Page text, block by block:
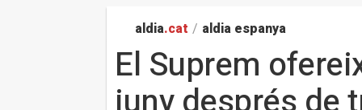
aldia.cat / aldia espanya
El Suprem